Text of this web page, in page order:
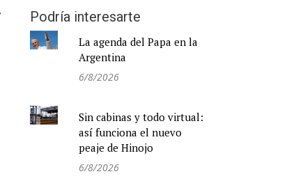
Podría interesarte
La agenda del Papa en la
Argentina
6/8/2026
Sin cabinas y todo virtual:
así funciona el nuevo
peaje de Hinojo
6/8/2026